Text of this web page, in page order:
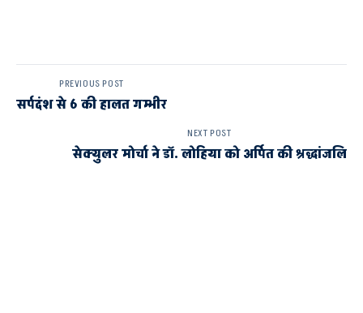
PREVIOUS POST
सर्पदंश से 6 की हालत गम्भीर
NEXT POST
सेक्युलर मोर्चा ने डाॅ. लोहिया को अर्पित की श्रद्धांजलि